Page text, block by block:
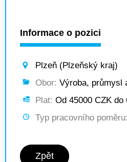
Informace o pozici
Plzeň (Plzeňský kraj)
Obor: Výroba, průmysl
Plat: Od 45000 CZK do
Typ pracovního poměru:
Zpět